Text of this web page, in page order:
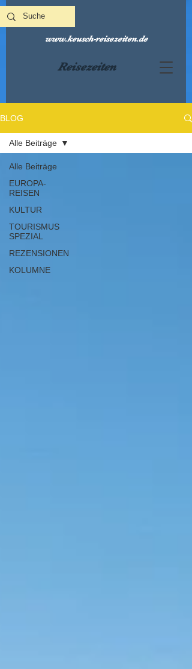
Reisezeiten
www.keusch-reisezeiten.de
BLOG
Alle Beiträge
EUROPA-
REISEN
KULTUR
TOURISMUS
SPEZIAL
REZENSIONEN
KOLUMNE
Alle Beiträge